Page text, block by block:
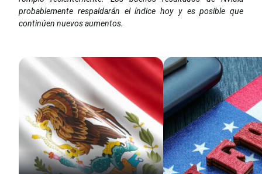
probablemente respaldarán el índice hoy y es posible que
continúen nuevos aumentos.